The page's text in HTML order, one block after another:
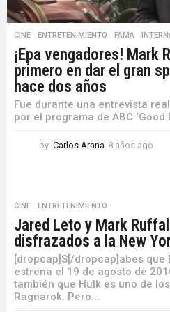
CINE ,ENTRETENIMIENTO ,FAMA
¡Epa vengadores! Mark
primero en dar el gran
hace dos años
Fue durante una entrevista
por el programa de ABC
by Carlos Arana 8 años ago
g
o
CINE ,ENTRETENIMIENTO
Jared Leto y Mark
disfrazados a la New
[dropcap]S[/dropcap]abes que
estrena el 19 de agosto de
también que Hulk es uno de
Ragnarok. Pero...